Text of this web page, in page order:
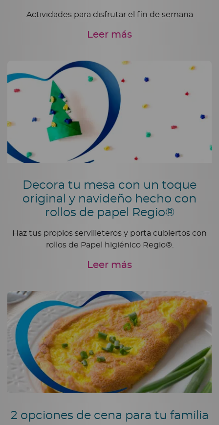
Actividades para disfrutar el fin de semana
Leer más
Decora tu mesa con un toque
original y navideño hecho con
rollos de papel Regio®
Haz tus propios servilleteros y porta cubiertos con
rollos de Papel higiénico Regio®.
Leer más
2 opciones de cena para tu familia